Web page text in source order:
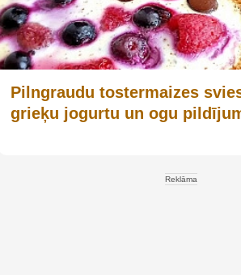
Pilngraudu tostermaizes
grieķu jogurtu un ogu
Reklāma